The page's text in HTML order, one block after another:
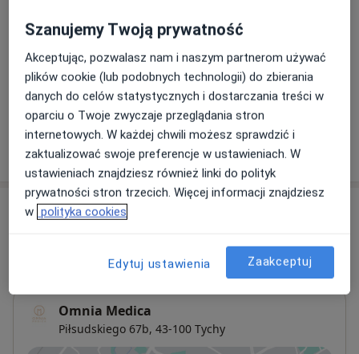
Konsultacja położnicza
Od 220 zł Szczegóły
+ 1 usługa
W jaki sposób ustalane są ceny?
Adresy (3)
Omnia Medica
Piłsudskiego 67b, 43-100 Tychy
Szanujemy Twoją prywatność
Akceptując, pozwalasz nam i naszym partnerom używać
plików cookie (lub podobnych technologii) do zbierania
danych do celów statystycznych i dostarczania treści w
oparciu o Twoje zwyczaje przeglądania stron
internetowych. W każdej chwili możesz sprawdzić i
zaktualizować swoje preferencje w ustawieniach. W
ustawieniach znajdziesz również linki do polityk
prywatności stron trzecich. Więcej informacji znajdziesz
w polityka cookies
Edytuj ustawienia Zaakceptuj